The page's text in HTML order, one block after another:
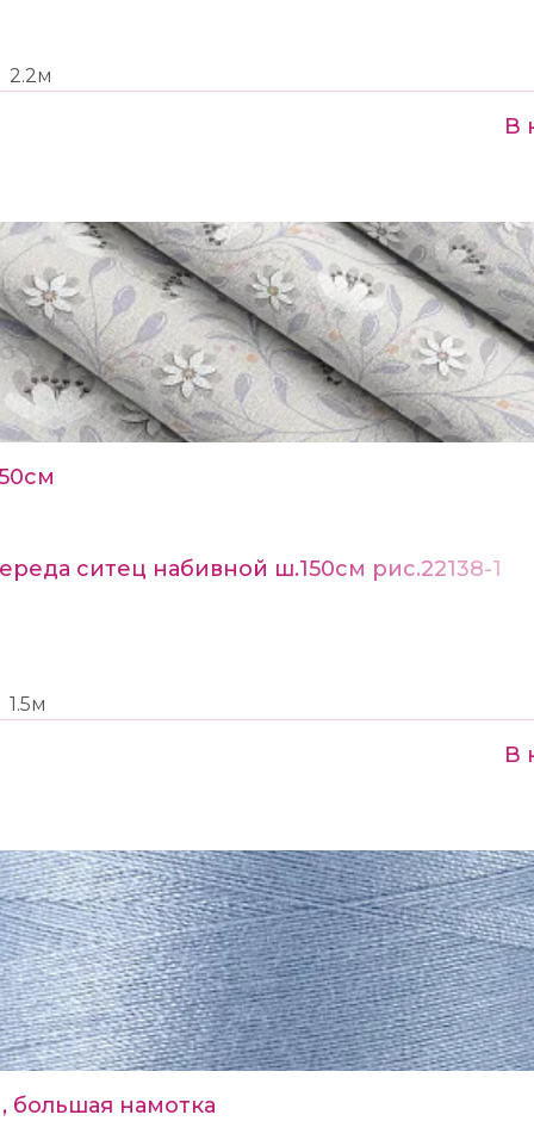
2.2м
В
ситец набивной ш.150см рис.22138-1
1.5м
В
большая намотка